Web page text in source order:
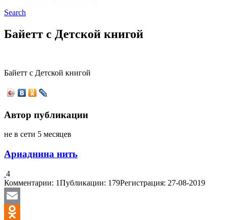
Search
Байетт с Детской книгой
Байетт с Детской книгой
Автор публикации
не в сети 5 месяцев
Ариаднина нить
4
Комментарии: 1Публикации: 179Регистрация: 27-08-2019
Email